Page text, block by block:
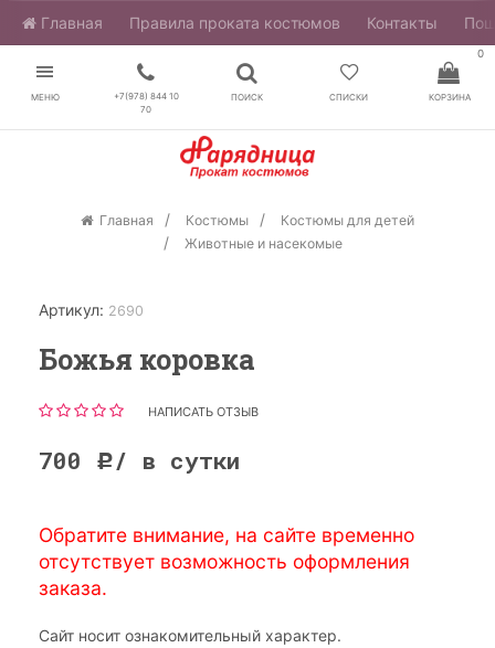
Главная ​Правила проката костюмов Контакты
МЕНЮ
+7(978) 844 10
70
ПОИСК СПИСКИ
0
КОРЗИНА
Главная Костюмы
Костюмы для детей
Животные и насекомые
Артикул: 2690
Божья коровка
НАПИСАТЬ ОТЗЫВ
700 Р / в сутки
Обратите внимание, на сайте временно
отсутствует возможность оформления
заказа.
Сайт носит ознакомительный характер.